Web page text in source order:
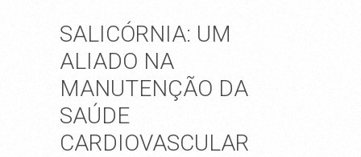
SALICÓRNIA: UM
ALIADO NA
MANUTENÇÃO DA
SAÚDE
CARDIOVASCULAR